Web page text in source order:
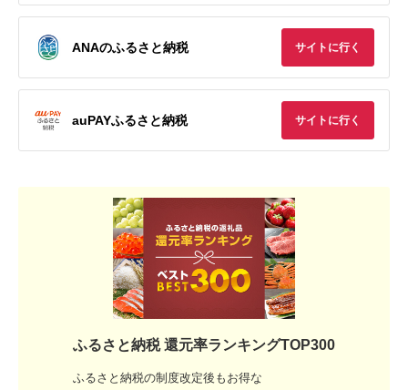
ANAのふるさと納税 サイトに行く
auPAYふるさと納税 サイトに行く
ふるさと納税 還元率ランキングTOP300
ふるさと納税の制度改定後もお得な